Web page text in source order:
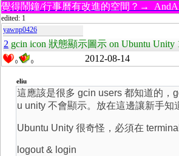
覺得鬧鐘/行事曆有改進的空間？→
edited: 1
yawnp0426
2 gcin icon 狀態顯示圖示 on Ubuntu Unity
0 0 2012-08-14
eliu
這應該是很多 gcin users 都知道的，
u unity 不會顯示。放在這邊讓新手知
Ubuntu Unity 很奇怪，必須在
logout & login